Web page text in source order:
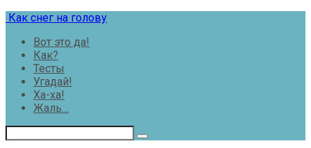
Перейти
контенту
Как снег на голову
Вот это да!
Как?
Тесты
Угадай!
Ха-ха!
Жаль…